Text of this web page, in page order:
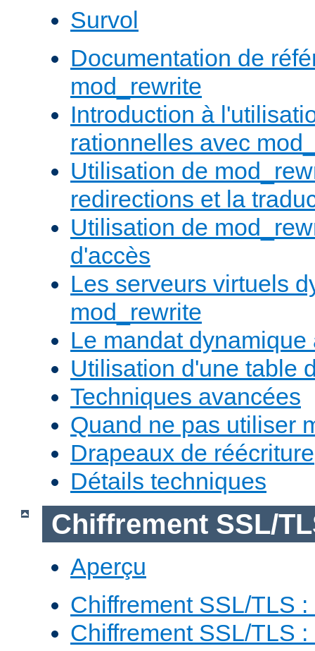
Survol
Documentation de
mod_rewrite
Introduction à
rationnelles avec
Utilisation de
redirections et la
Utilisation de
d'accès
Les serveurs virtuels
mod_rewrite
Le mandat
Utilisation d'une table
Techniques avancées
Quand ne pas utiliser
Drapeaux de réécriture
Détails techniques
Chiffrement SSL/
Aperçu
Chiffrement SSL/TLS
Chiffrement SSL/TLS